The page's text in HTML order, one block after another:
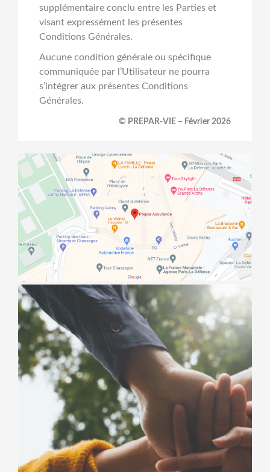
supplémentaire conclu entre les Parties et
visant expressément les présentes
Conditions Générales.
Aucune condition générale ou spécifique
communiquée par l’Utilisateur ne pourra
s’intégrer aux présentes Conditions
Générales.
© PREPAR-VIE – Février 2026